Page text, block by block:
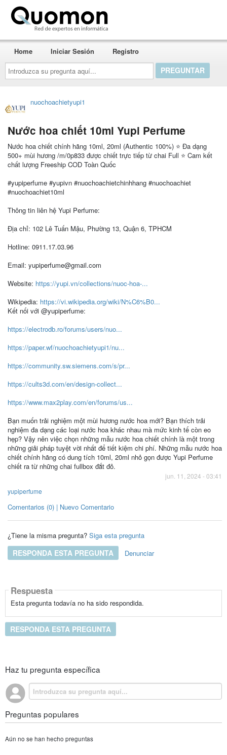
Introduzca
su
pregunta
aquí...
Home Iniciar Sesión Registro
nuochoachietyupi1
Nước hoa chiết 10ml Yupi Perfume
Nước hoa chiết chính hãng 10ml, 20ml (Authentic 100%) ⭐ Đa dạng
500+ mùi hương /m/0p833 được chiết trực tiếp từ chai Full ⭐ Cam kết
chất lượng Freeship COD Toàn Quốc
#yupiperfume #yupivn #nuochoachietchinhhang #nuochoachiet
#nuochoachiet10ml
Thông tin liên hệ Yupi Perfume:
Địa chỉ: 102 Lê Tuấn Mậu, Phường 13, Quận 6, TPHCM
Hotline: 0911.17.03.96
Email: yupiperfume@gmail.com
Website: https://yupi.vn/collections/nuoc-hoa-...
Wikipedia: https://vi.wikipedia.org/wiki/N%C6%B0...
Kết nối với @yupiperfume:
https://electrodb.ro/forums/users/nuo...
https://paper.wf/nuochoachietyupi1/nu...
https://community.sw.siemens.com/s/pr...
https://cults3d.com/en/design-collect...
https://www.max2play.com/en/forums/us...
Bạn muốn trải nghiệm một mùi hương nước hoa mới? Bạn thích trải
nghiệm đa dạng các loại nước hoa khác nhau mà mức kinh tế còn eo
hẹp? Vậy nên việc chọn những mẫu nước hoa chiết chính là một trong
những giải pháp tuyệt vời nhất để tiết kiệm chi phí. Những mẫu nước hoa
chiết chính hãng có dung tích 10ml, 20ml nhỏ gọn được Yupi Perfume
chiết ra từ những chai fullbox đắt đỏ.
jun. 11, 2024 - 03:41
yupiperfume
Comentarios (0) | Nuevo Comentario
¿Tiene la misma pregunta? Siga esta pregunta
RESPONDA ESTA PREGUNTA Denunciar
Respuesta
Esta pregunta todavía no ha sido respondida.
RESPONDA ESTA PREGUNTA
Haz tu pregunta específica
Preguntas populares
Aún no se han hecho preguntas